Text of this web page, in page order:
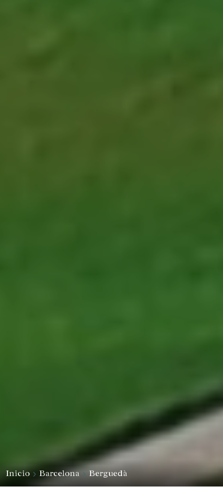
Inicio Barcelona Berguedà